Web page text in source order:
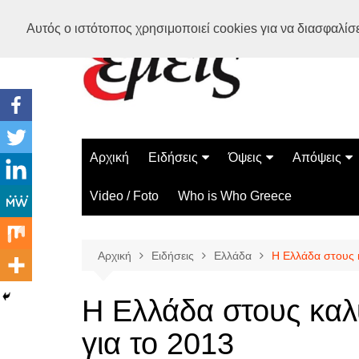
Αυτός ο ιστότοπος χρησιμοποιεί cookies για να
Αρχική Ειδήσεις
Ελλάδα
Διεθνή
Όψεις
Διάστημα
Επιστήμη
Απόψεις
Video / Foto Who is Who Greece
Αρχική Ειδήσεις Ελλάδα Η Ελλάδα στους
Η Ελλάδα στους
για το 2013